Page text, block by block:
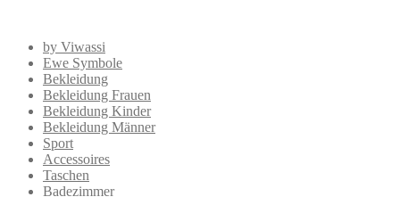
by Viwassi
Ewe Symbole
Bekleidung
Bekleidung Frauen
Bekleidung Kinder
Bekleidung Männer
Sport
Accessoires
Taschen
Badezimmer